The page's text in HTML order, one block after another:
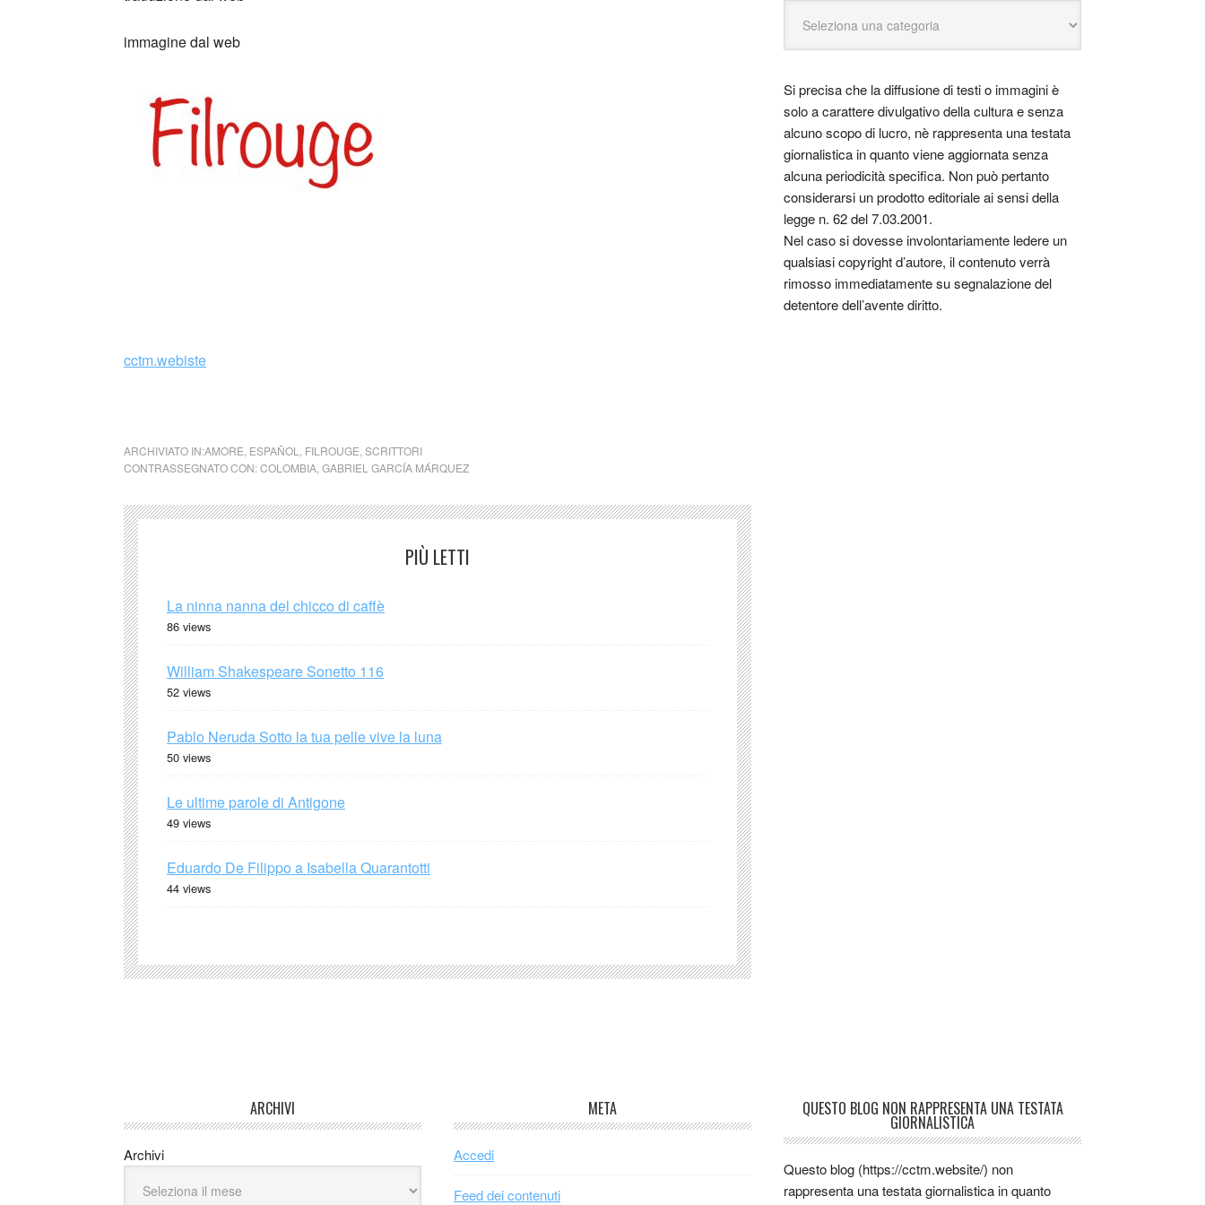
immagine dal web
cctm.webiste
ARCHIVIATO IN:AMORE ESPAÑOL FILROUGE SCRITTORI
CONTRASSEGNATO CON:COLOMBIA GABRIEL GARCÍA MÁRQUEZ
PIÙ LETTI
La ninna nanna del chicco di caffè
86 views
William Shakespeare Sonetto 116
52 views
Pablo Neruda Sotto la tua pelle vive la luna
50 views
Le ultime parole di Antigone
49 views
Eduardo De Filippo a Isabella Quarantotti
44 views
Si precisa che la diffusione di testi o immagini è
solo a carattere divulgativo della cultura e senza
alcuno scopo di lucro, nè rappresenta una testata
giornalistica in quanto viene aggiornata senza
alcuna periodicità specifica. Non può pertanto
considerarsi un prodotto editoriale ai sensi della
legge n. 62 del 7.03.2001.
Nel caso si dovesse involontariamente ledere un
qualsiasi copyright d’autore, il contenuto verrà
rimosso immediatamente su segnalazione del
detentore dell’avente diritto.
ARCHIVI
Archivi
META
Accedi
Feed dei contenuti
QUESTO BLOG NON RAPPRESENTA UNA TESTATA
GIORNALISTICA
Questo blog (https://cctm.website/) non
rappresenta una testata giornalistica in quanto